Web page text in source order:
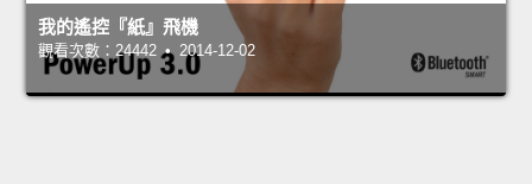
我的遙控『紙』飛機
觀看次數：24442 • 2014-12-02